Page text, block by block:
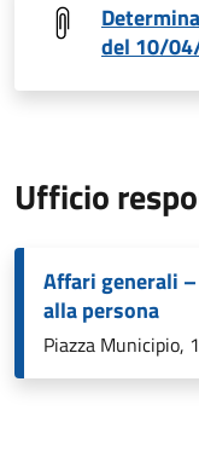
del 10/
Ufficio
Affari generali
alla persona
Piazza Municipio,